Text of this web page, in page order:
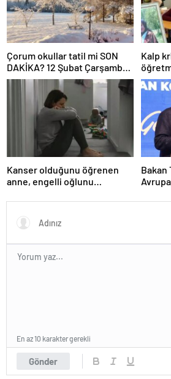
Çorum okullar tatil mi SON
DAKİKA? 12 Şubat Çarşamba
Çorum’da okul yok mu (Çorum
Valiliği Açıklaması – KAR
TATİLİ)?
Kalp
Kanser olduğunu öğrenen
anne, engelli oğlunu
Bakan
Gönder
En az 10 karakter gerekli